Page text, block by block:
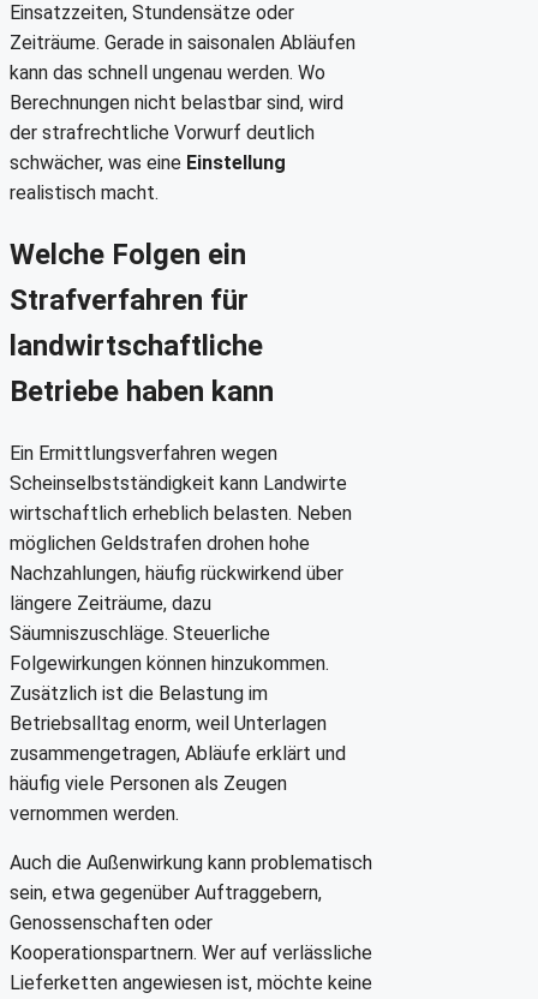
Einsatzzeiten, Stundensätze oder
Zeiträume. Gerade in saisonalen Abläufen
kann das schnell ungenau werden. Wo
Berechnungen nicht belastbar sind, wird
der strafrechtliche Vorwurf deutlich
schwächer, was eine Einstellung
realistisch macht.
Welche Folgen ein
Strafverfahren für
landwirtschaftliche
Betriebe haben kann
Ein Ermittlungsverfahren wegen
Scheinselbstständigkeit kann Landwirte
wirtschaftlich erheblich belasten. Neben
möglichen Geldstrafen drohen hohe
Nachzahlungen, häufig rückwirkend über
längere Zeiträume, dazu
Säumniszuschläge. Steuerliche
Folgewirkungen können hinzukommen.
Zusätzlich ist die Belastung im
Betriebsalltag enorm, weil Unterlagen
zusammengetragen, Abläufe erklärt und
häufig viele Personen als Zeugen
vernommen werden.
Auch die Außenwirkung kann problematisch
sein, etwa gegenüber Auftraggebern,
Genossenschaften oder
Kooperationspartnern. Wer auf verlässliche
Lieferketten angewiesen ist, möchte keine